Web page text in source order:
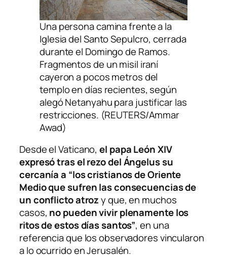
Una persona camina frente a la
Iglesia del Santo Sepulcro, cerrada
durante el Domingo de Ramos.
Fragmentos de un misil iraní
cayeron a pocos metros del
templo en días recientes, según
alegó Netanyahu para justificar las
restricciones. (REUTERS/Ammar
Awad)
Desde el Vaticano,el papa León XIV
expresó tras el rezo delÁngelussu
cercanía a “los cristianos de Oriente
Medio que sufren las consecuencias de
un conflicto atrozy que, en muchos
casos, no pueden vivir plenamente los
ritos de estos días santos”, en una
referencia que los observadores vincularon
a lo ocurrido en Jerusalén.